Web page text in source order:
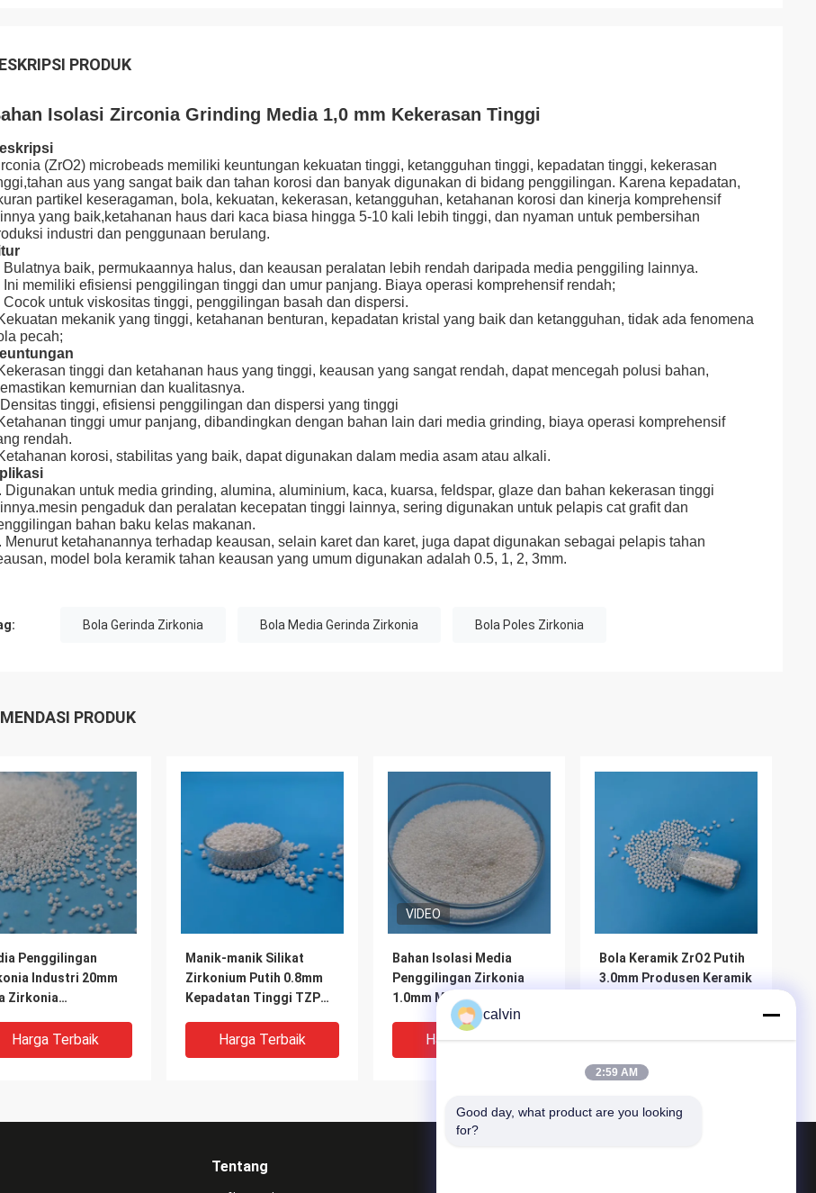
PRODUK
Isolasi Zirconia Grinding Media 1,0 mm Kekerasan Tinggi
(ZrO2) microbeads memiliki keuntungan kekuatan tinggi, ketangguhan tinggi, kepadatan tinggi, kekerasan
aus yang sangat baik dan tahan korosi dan banyak digunakan di bidang penggilingan. Karena kepadatan,
partikel keseragaman, bola, kekuatan, kekerasan, ketangguhan, ketahanan korosi dan kinerja komprehensif
yang baik,ketahanan haus dari kaca biasa hingga 5-10 kali lebih tinggi, dan nyaman untuk pembersihan
industri dan penggunaan berulang.
Bulatnya baik, permukaannya halus, dan keausan peralatan lebih rendah daripada media penggiling lainnya.
Ini memiliki efisiensi penggilingan tinggi dan umur panjang. Biaya operasi komprehensif rendah;
Cocok untuk viskositas tinggi, penggilingan basah dan dispersi.
mekanik yang tinggi, ketahanan benturan, kepadatan kristal yang baik dan ketangguhan, tidak ada fenomena
pecah;
tinggi dan ketahanan haus yang tinggi, keausan yang sangat rendah, dapat mencegah polusi bahan,
kemurnian dan kualitasnya.
tinggi, efisiensi penggilingan dan dispersi yang tinggi
tinggi umur panjang, dibandingkan dengan bahan lain dari media grinding, biaya operasi komprehensif
rendah.
korosi, stabilitas yang baik, dapat digunakan dalam media asam atau alkali.
Digunakan untuk media grinding, alumina, aluminium, kaca, kuarsa, feldspar, glaze dan bahan kekerasan tinggi
pengaduk dan peralatan kecepatan tinggi lainnya, sering digunakan untuk pelapis cat grafit dan
bahan baku kelas makanan.
Menurut ketahanannya terhadap keausan, selain karet dan karet, juga dapat digunakan sebagai pelapis tahan
model bola keramik tahan keausan yang umum digunakan adalah 0.5, 1, 2, 3mm.
Bola Gerinda Zirkonia Bola Media Gerinda Zirkonia Bola Poles Zirkonia
PRODUK
Penggilingan
Industri 20mm
Zirkonia
Harga Terbaik
Manik-manik Silikat
Zirkonium Putih 0.8mm
Kepadatan Tinggi TZP
Harga Terbaik
VIDEO
Bahan Isolasi Media
Penggilingan Zirkonia
1.0mm Mikrobead
Zirkonia Kekerasan
TinggiHarga Terbaik
Bola Keramik ZrO2 Putih
3.0mm Produsen Keramik
Harga Terbaik
Tentang
calvin
2:59 AM
Good day, what product are you looking
for?